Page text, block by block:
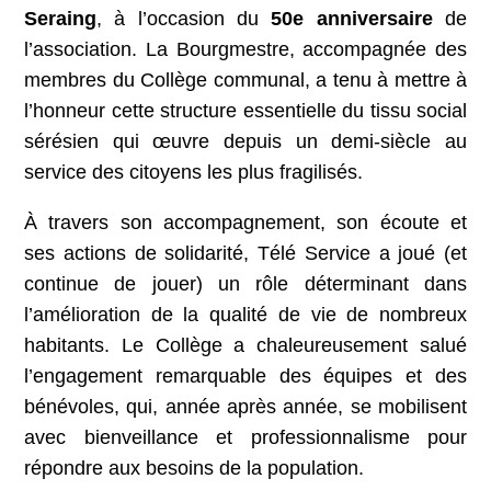
Seraing, à l’occasion du50e anniversairede
l’association. La Bourgmestre, accompagnée des
membres du Collège communal, a tenu à mettre à
l’honneur cette structure essentielle du tissu social
sérésien qui œuvre depuis un demi-siècle au
service des citoyens les plus fragilisés.
À travers son accompagnement, son écoute et
ses actions de solidarité, Télé Service a joué (et
continue de jouer) un rôle déterminant dans
l’amélioration de la qualité de vie de nombreux
habitants. Le Collège a chaleureusement salué
l’engagement remarquable des équipes et des
bénévoles, qui, année après année, se mobilisent
avec bienveillance et professionnalisme pour
répondre aux besoins de la population.